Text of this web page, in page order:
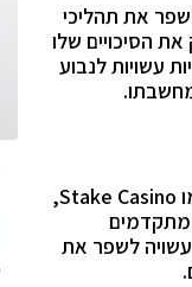
את תהליכי
הסיכויים שלו
עשויות לנבוע
אחת מההיבטים המרכזיים של תורת המשחקים היא הדינמיקה של רווח והפסד. במשחקים כמו Stake Casino,
מתקדמים
עשויה לשפר את